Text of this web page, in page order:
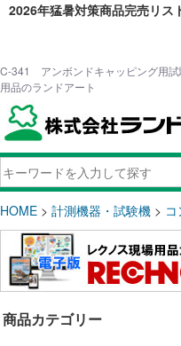
2026年猛暑対策商品完売リス
C-341 アンボンドキャッピング用試
用品のランドアート
HOME > 計測機器・試験機 >
商品カテゴリー